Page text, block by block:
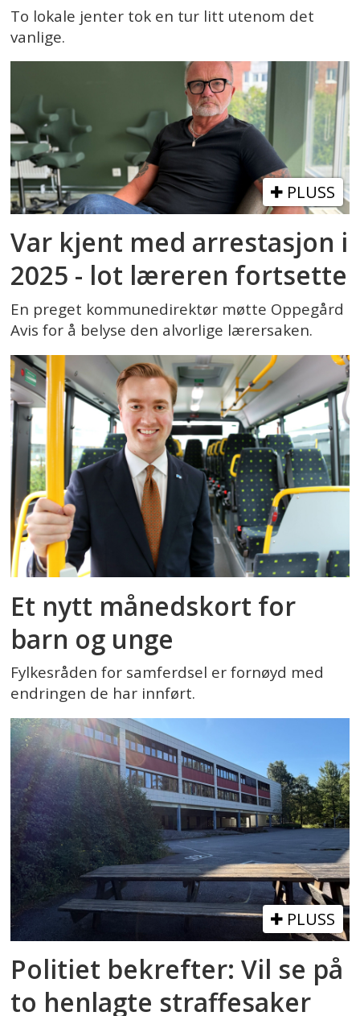
To lokale jenter tok en tur litt utenom det
vanlige.
PLUSS
Var kjent med arrestasjon i
2025 - lot læreren fortsette
En preget kommunedirektør møtte Oppegård
Avis for å belyse den alvorlige lærersaken.
Et nytt månedskort for
barn og unge
Fylkesråden for samferdsel er fornøyd med
endringen de har innført.
PLUSS
Politiet bekrefter: Vil se på
to henlagte straffesaker